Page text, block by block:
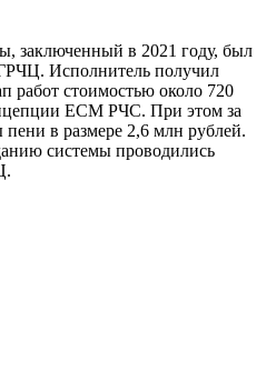
заключенный в 2021 году, был
Исполнитель получил
работ стоимостью около 720
ЕСМ РЧС. При этом за
в размере 2,6 млн рублей.
системы проводились